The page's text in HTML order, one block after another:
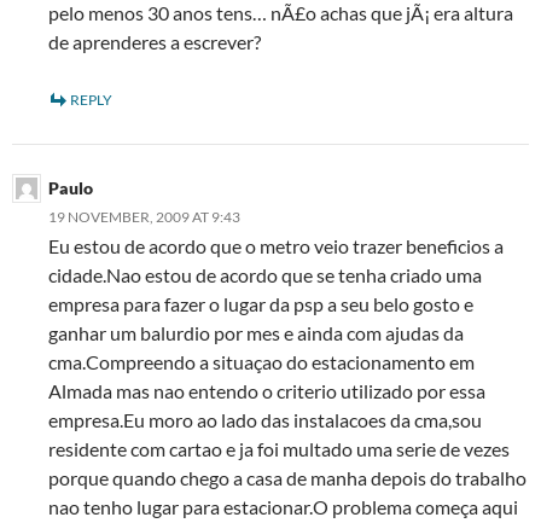
pelo menos 30 anos tens… nÃ£o achas que jÃ¡ era altura
de aprenderes a escrever?
REPLY
Paulo
19 NOVEMBER, 2009 AT 9:43
Eu estou de acordo que o metro veio trazer beneficios a
cidade.Nao estou de acordo que se tenha criado uma
empresa para fazer o lugar da psp a seu belo gosto e
ganhar um balurdio por mes e ainda com ajudas da
cma.Compreendo a situaçao do estacionamento em
Almada mas nao entendo o criterio utilizado por essa
empresa.Eu moro ao lado das instalacoes da cma,sou
residente com cartao e ja foi multado uma serie de vezes
porque quando chego a casa de manha depois do trabalho
nao tenho lugar para estacionar.O problema começa aqui